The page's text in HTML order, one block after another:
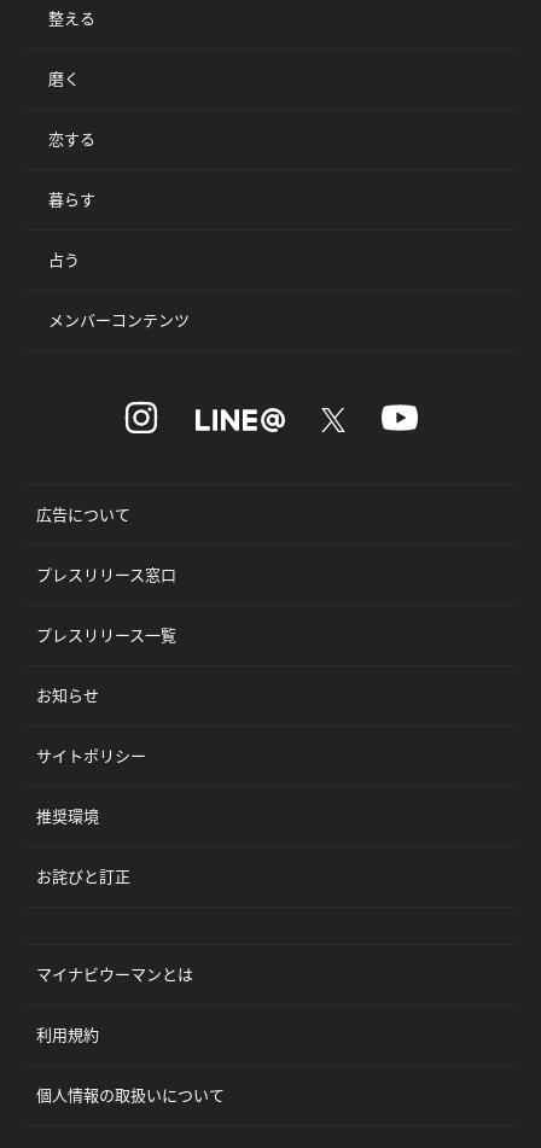
整える
磨く
恋する
暮らす
占う
メンバーコンテンツ
広告について
プレスリリース窓口
プレスリリース一覧
お知らせ
サイトポリシー
推奨環境
お詫びと訂正
マイナビウーマンとは
利用規約
個人情報の取扱いについて